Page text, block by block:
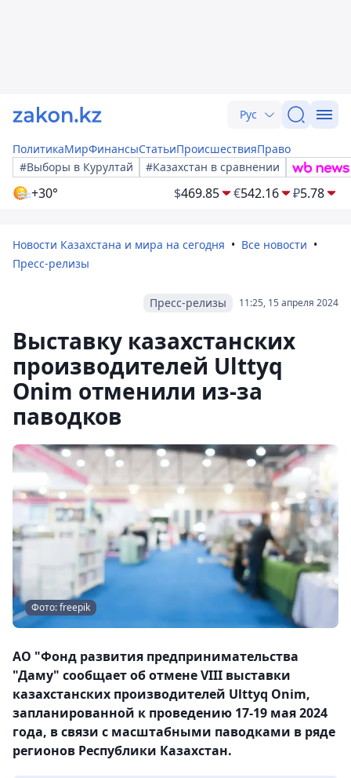
Рус
ПолитикаМирФинансыСтатьиПроисшествияПраво
#Выборы в Курултай
#Казахстан в сравнении
+30° $469.85 €542.16 ₽5.78
Новости Казахстана и мира на сегодня
Все новости
Пресс-релизы
11:25, 15 апреля 2024
Пресс-релизы
Выставку казахстанских
производителей Ulttyq
Onim отменили из-за
паводков
Фото: freepik
АО "Фонд развития предпринимательства
"Даму" сообщает об отмене VIII выставки
казахстанских производителей Ulttyq Onim,
запланированной к проведению 17-19 мая 2024
года, в связи с масштабными паводками в ряде
регионов Республики Казахстан.